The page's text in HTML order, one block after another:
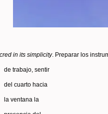
in its simplicity. Preparar los
trabajo, sentir
cuarto hacia
ventana la